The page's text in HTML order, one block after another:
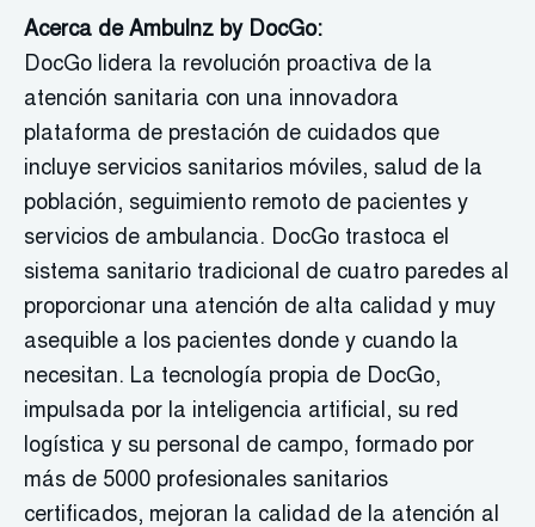
Acerca de Ambulnz by DocGo:
DocGo lidera la revolución proactiva de la
atención sanitaria con una innovadora
plataforma de prestación de cuidados que
incluye servicios sanitarios móviles, salud de la
población, seguimiento remoto de pacientes y
servicios de ambulancia. DocGo trastoca el
sistema sanitario tradicional de cuatro paredes al
proporcionar una atención de alta calidad y muy
asequible a los pacientes donde y cuando la
necesitan. La tecnología propia de DocGo,
impulsada por la inteligencia artificial, su red
logística y su personal de campo, formado por
más de 5000 profesionales sanitarios
certificados, mejoran la calidad de la atención al